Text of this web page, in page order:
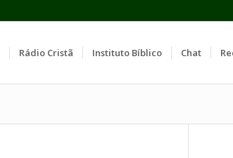
Rádio Cristã Instituto Bíblico Chat